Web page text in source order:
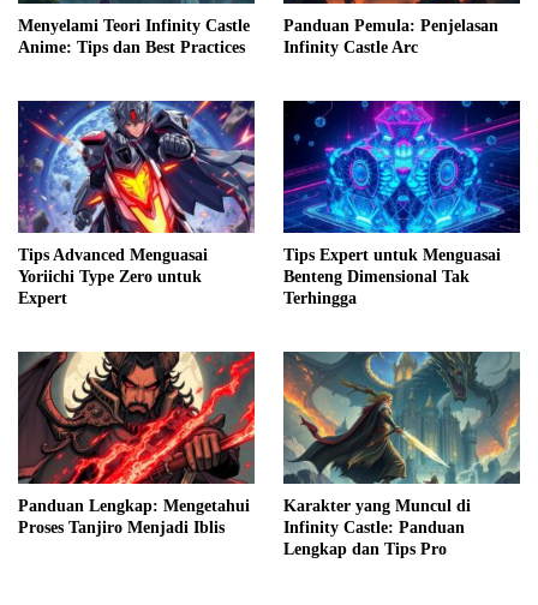
Menyelami Teori Infinity Castle
Anime: Tips dan Best Practices
Panduan Pemula: Penjelasan
Infinity Castle Arc
Tips Advanced Menguasai
Yoriichi Type Zero untuk
Expert
Tips Expert untuk Menguasai
Benteng Dimensional Tak
Terhingga
Panduan Lengkap: Mengetahui
Proses Tanjiro Menjadi Iblis
Karakter yang Muncul di
Infinity Castle: Panduan
Lengkap dan Tips Pro